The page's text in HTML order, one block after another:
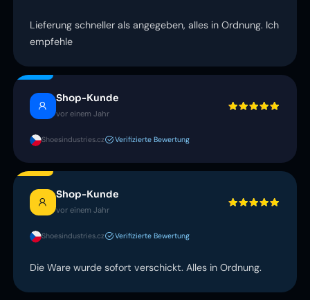
Lieferung schneller als angegeben, alles in Ordnung. Ich
empfehle
Shop-Kunde
vor einem Jahr
Shoesindustries.cz Verifizierte Bewertung
Shop-Kunde
vor einem Jahr
Shoesindustries.cz Verifizierte Bewertung
Die Ware wurde sofort verschickt. Alles in Ordnung.